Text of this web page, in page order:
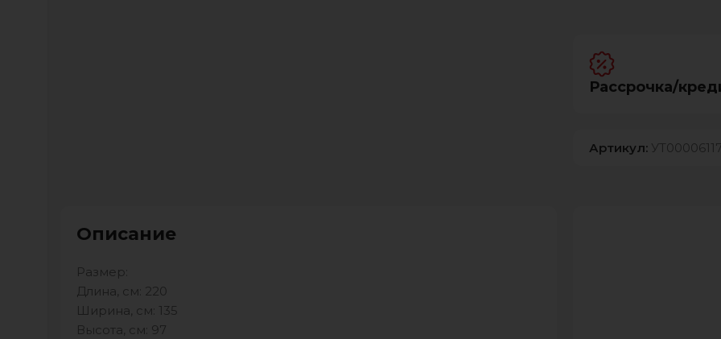
Рассрочка/
Артикул:
Описание
Размер:
Длина, см: 220
Ширина, см: 135
Высота, см: 97